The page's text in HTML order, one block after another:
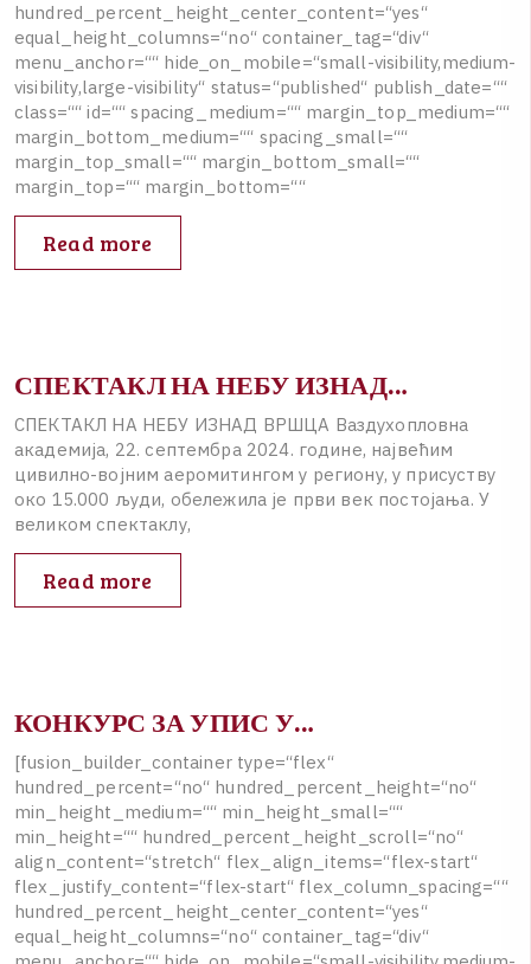
hundred percent height center_ content=“yes“
equal_ height columns=“no“ container_ tag=“div“
menu anchor=““ hide_on mobile=“small-visibility,medium-
visibility,large-visibility“ status=“published“ publish date=““
class=““ id=““ spacing medium=““ margin top_ medium=““
margin bottom medium=““ spacing small=““
margin top small=““ margin bottom _small=““
margin top=““ margin bottom=““
Read more
СПЕКТАКЛ НА НЕБУ ИЗНАД…
СПЕКТАКЛ НА НЕБУ ИЗНАД ВРШЦA Ваздухопловна
академија, 22. септембра 2024. године, највећим
цивилно-војним аеромитингом у региону, у присуству
око 15.000 људи, обележила је први век постојања. У
великом спектаклу,
Read more
КОНКУРС ЗА УПИС У…
[fusion builder_ container type=“flex“
hundred percent=“no“ hundred percent height=“no“
min height medium=““ min height small=““
min height=““ hundred percent height scroll=“no“
align content=“stretch“ flex align _items=“flex-start“
flex justify_ content=“flex-start“ flex column _spacing=““
hundred percent height center_ content=“yes“
equal_ height columns=“no“ container_ tag=“div“